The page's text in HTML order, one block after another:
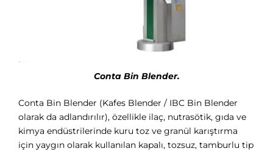
Conta Bin Blender.
Conta Bin Blender (Kafes Blender / IBC Bin Blender
olarak da adlandırılır), özellikle ilaç, nutrasötik, gıda ve
kimya endüstrilerinde kuru toz ve granül karıştırma
için yaygın olarak kullanılan kapalı, tozsuz, tamburlu tip